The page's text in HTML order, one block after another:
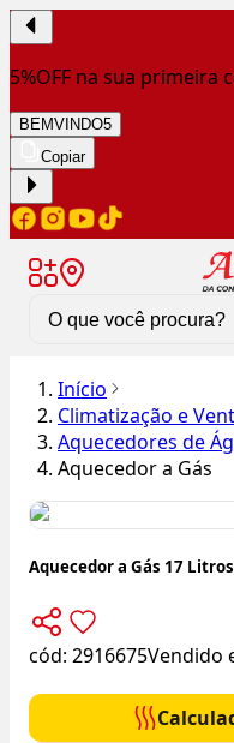
5%OFF na sua primeira
BEMVINDO5
Copiar
Início
Climatização e
Aquecedores de
Aquecedor a Gás
Aquecedor a Gás 17
cód: 2916675Vendido